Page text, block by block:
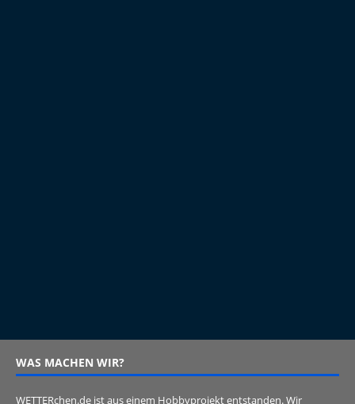
WAS MACHEN WIR?
WETTERchen.de ist aus einem Hobbyprojekt entstanden. Wir